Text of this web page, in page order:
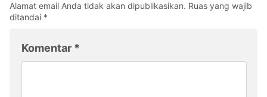
Alamat email Anda tidak akan dipublikasikan. Ruas yang wajib
ditandai *
Komentar *